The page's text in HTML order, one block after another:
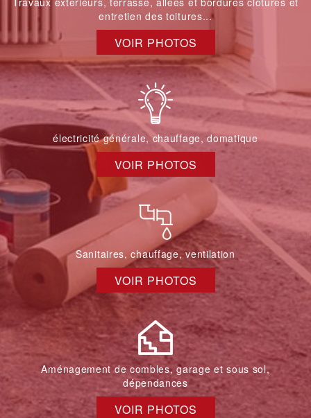
entretien des toitures...
VOIR PHOTOS
électricité générale, chauffage, domatique
VOIR PHOTOS
Sanitaires, chauffage, ventilation
VOIR PHOTOS
Aménagement de combles, garage et sous sol,
dépendances
VOIR PHOTOS